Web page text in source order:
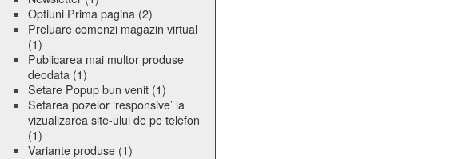
Optiuni Prima pagina (2)
Preluare comenzi magazin virtual
(1)
Publicarea mai multor produse
deodata (1)
Setare Popup bun venit (1)
Setarea pozelor ‘responsive’ la
vizualizarea site-ului de pe telefon
(1)
Variante produse (1)